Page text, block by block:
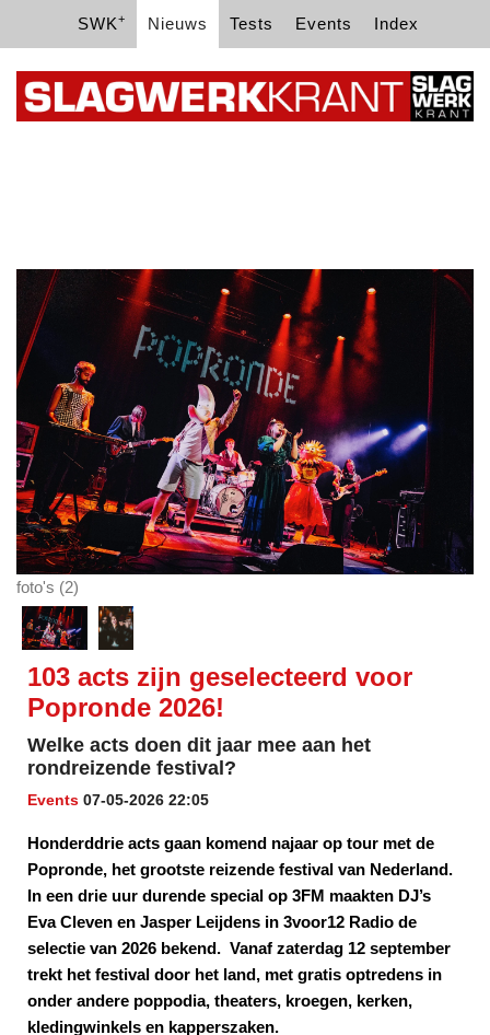
SWK+ Nieuws Tests Events Index
foto's (2)
103 acts zijn geselecteerd voor
Popronde 2026!
Welke acts doen dit jaar mee aan het
rondreizende festival?
Events 07-05-2026 22:05
Honderddrie acts gaan komend najaar op tour met de
Popronde, het grootste reizende festival van Nederland.
In een drie uur durende special op 3FM maakten DJ’s
Eva Cleven en Jasper Leijdens in 3voor12 Radio de
selectie van 2026 bekend. Vanaf zaterdag 12 september
trekt het festival door het land, met gratis optredens in
onder andere poppodia, theaters, kroegen, kerken,
kledingwinkels en kapperszaken.